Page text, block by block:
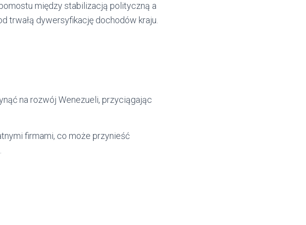
między stabilizacją polityczną a
trwałą dywersyfikację dochodów kraju.
na rozwój Wenezueli, przyciągając
firmami, co może przynieść